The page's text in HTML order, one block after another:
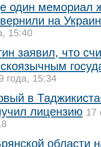
один мемориал
на
15:40
заявил, что
года, 15:34
в
лицензию 17
области